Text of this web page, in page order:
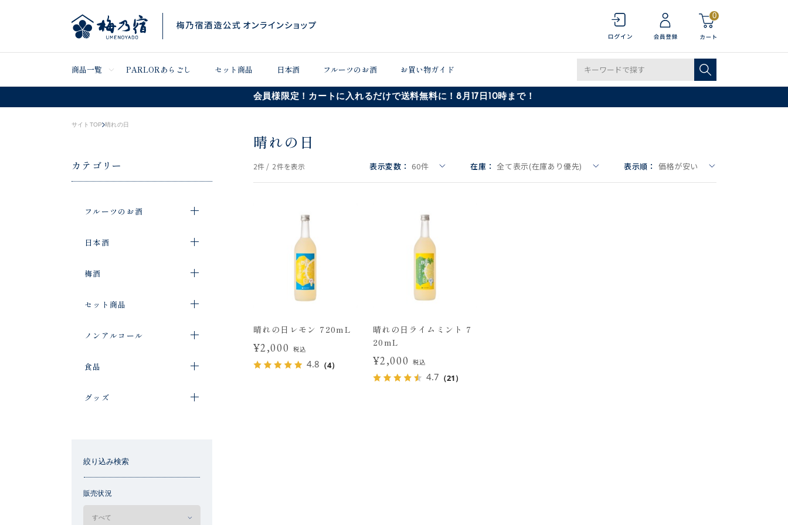
0
商品一覧 PARLORあらごし セット商品 日本酒 フルーツのお酒 お買い物ガイド
会員様限定！カートに入れるだけで送料無料に！8月17日10時まで！
サイトTOP 晴れの日
カテゴリー
フルーツのお酒
日本酒
梅酒
セット商品
ノンアルコール
食品
グッズ
絞り込み検索
販売状況
晴れの日
2件 / 2件を表示 表示変数： 60件 在庫： 全て表示(在庫あり優先) 表示順： 価格が安い
晴れの日レモン 720mL
¥2,000 税込
4.8 （4）
晴れの日ライムミント 7
20mL
¥2,000 税込
4.7 （21）